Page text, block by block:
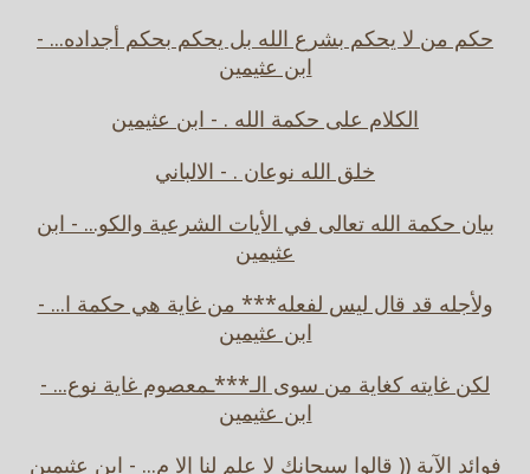
حكم من لا يحكم بشرع الله بل يحكم بحكم أجداده... -
ابن عثيمين
الكلام على حكمة الله . - ابن عثيمين
خلق الله نوعان . - الالباني
بيان حكمة الله تعالى في الأيات الشرعية والكو... - ابن
عثيمين
ولأجله قد قال ليس لفعله*** من غاية هي حكمة ا... -
ابن عثيمين
لكن غايته كغاية من سوى الـ***ـمعصوم غاية نوع... -
ابن عثيمين
فوائد الآية (( قالوا سبحانك لا علم لنا إلا م... - ابن عثيمين